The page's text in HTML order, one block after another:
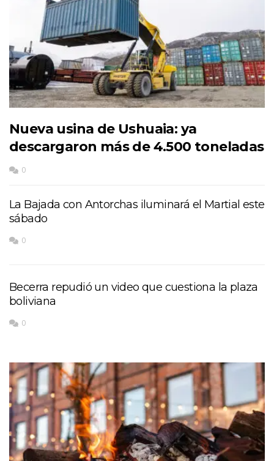
Nueva usina de Ushuaia: ya
descargaron más de 4.500 toneladas
0
La Bajada con Antorchas iluminará el Martial este
sábado
0
Becerra repudió un video que cuestiona la plaza
boliviana
0